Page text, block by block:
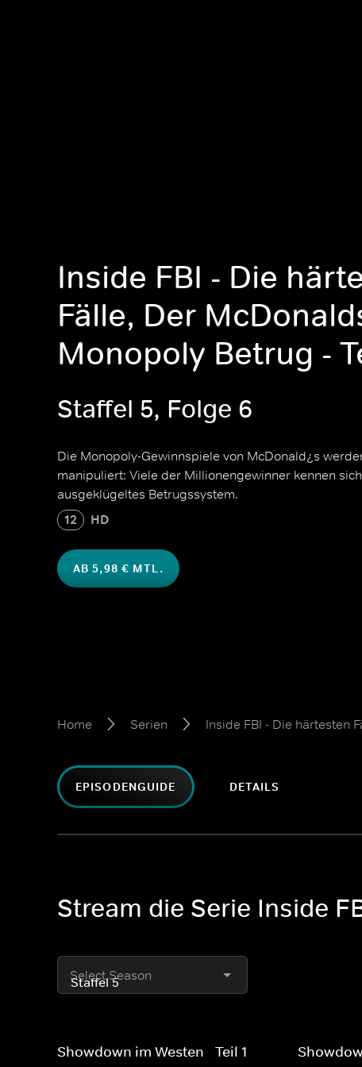
Inside FBI - Die
Fälle, Der
Monopoly Betrug -
Staffel 5, Folge 6
Die Monopoly-Gewinnspiele von McDonald¿s
manipuliert: Viele der Millionengewinner kennen
ausgeklügeltes Betrugssystem.
12 HD
AB 5,98 € MTL.
Home Serien Inside FBI - Die härtesten
EPISODENGUIDE DETAILS
Stream die Serie Inside
Select Season
Showdown im Westen - Teil 1